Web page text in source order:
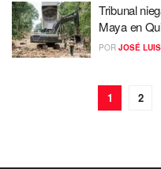
Tribunal
Maya en
POR JOSÉ
1 2